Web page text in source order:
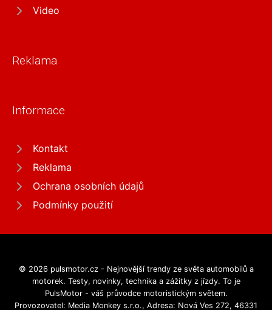
Video
Reklama
Informace
Kontakt
Reklama
Ochrana osobních údajů
Podmínky použití
© 2026 pulsmotor.cz - Nejnovější trendy ze světa automobilů a
motorek. Testy, novinky, technika a zážitky z jízdy. To je
PulsMotor - váš průvodce motoristickým světem.
Provozovatel: Media Monkey s.r.o., Adresa: Nová Ves 272, 46331